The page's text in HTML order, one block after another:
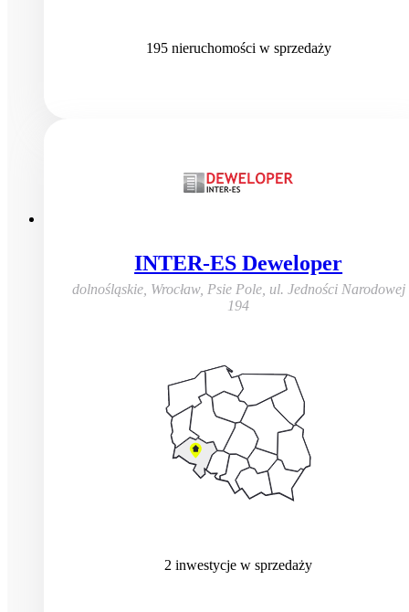
195 nieruchomościw sprzedaży
INTER-ES Deweloper
dolnośląskie, Wrocław, Psie Pole, ul. Jedności Narodowej
194
2 inwestycje w sprzedaży